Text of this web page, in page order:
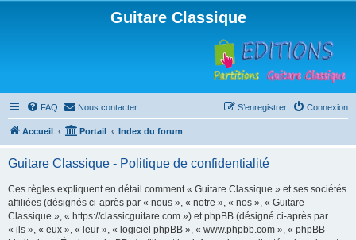
Guitare Classique
FAQ Nous contacter Connexion
S’enregistrer
Accueil Portail Index du forum
Guitare Classique - Politique de confidentialité
Ces règles expliquent en détail comment « Guitare Classique » et ses sociétés
affiliées (désignés ci-après par « nous », « notre », « nos », « Guitare
Classique », « https://classicguitare.com ») et phpBB (désigné ci-après par
« ils », « eux », « leur », « logiciel phpBB », « www.phpbb.com », « phpBB